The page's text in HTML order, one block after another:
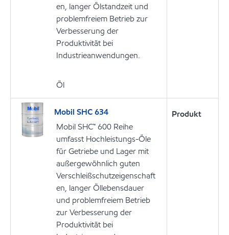
en, langer Ölstandzeit und
problemfreiem Betrieb zur
Verbesserung der
Produktivität bei
Industrieanwendungen.
Öl
Mobil SHC 634
Mobil SHC™ 600 Reihe
umfasst Hochleistungs-Öle
für Getriebe und Lager mit
außergewöhnlich guten
Verschleißschutzeigenschaft
en, langer Öllebensdauer
und problemfreiem Betrieb
zur Verbesserung der
Produktivität bei
Produkt